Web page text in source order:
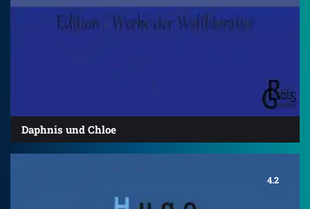
Daphnis und Chloe
4.2